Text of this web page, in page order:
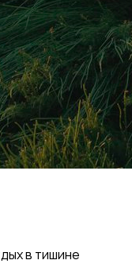
в тишине